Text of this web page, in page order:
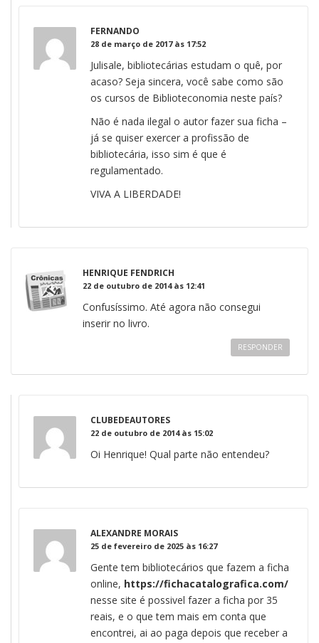
FERNANDO
28 de março de 2017 às 17:52
Julisale, bibliotecárias estudam o quê, por
acaso? Seja sincera, você sabe como são
os cursos de Biblioteconomia neste país?
Não é nada ilegal o autor fazer sua ficha –
já se quiser exercer a profissão de
bibliotecária, isso sim é que é
regulamentado.
VIVA A LIBERDADE!
HENRIQUE FENDRICH
22 de outubro de 2014 às 12:41
Confusíssimo. Até agora não consegui
inserir no livro.
RESPONDER
CLUBEDEAUTORES
22 de outubro de 2014 às 15:02
Oi Henrique! Qual parte não entendeu?
ALEXANDRE MORAIS
25 de fevereiro de 2025 às 16:27
Gente tem bibliotecários que fazem a ficha
online, https://fichacatalografica.com/
nesse site é possivel fazer a ficha por 35
reais, e o que tem mais em conta que
encontrei, ai ao paga depois que receber a